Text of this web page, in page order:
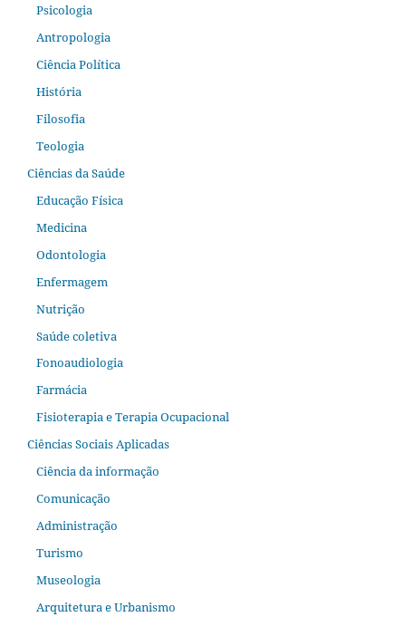
Psicologia
Antropologia
Ciência Política
História
Filosofia
Teologia
Ciências da Saúde
Educação Física
Medicina
Odontologia
Enfermagem
Nutrição
Saúde coletiva
Fonoaudiologia
Farmácia
Fisioterapia e Terapia Ocupacional
Ciências Sociais Aplicadas
Ciência da informação
Comunicação
Administração
Turismo
Museologia
Arquitetura e Urbanismo